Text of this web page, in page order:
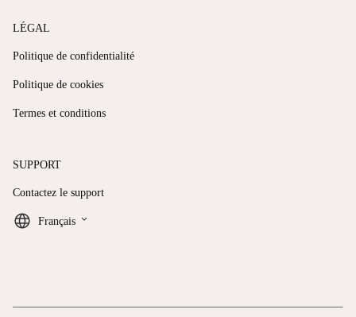
LÉGAL
Politique de confidentialité
Politique de cookies
Termes et conditions
SUPPORT
Contactez le support
Français keyboard_arrow_down